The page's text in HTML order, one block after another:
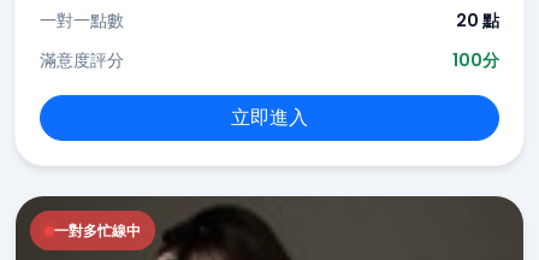
一對一點數
20 點
滿意度評分
100分
立即進入
一對多忙線中